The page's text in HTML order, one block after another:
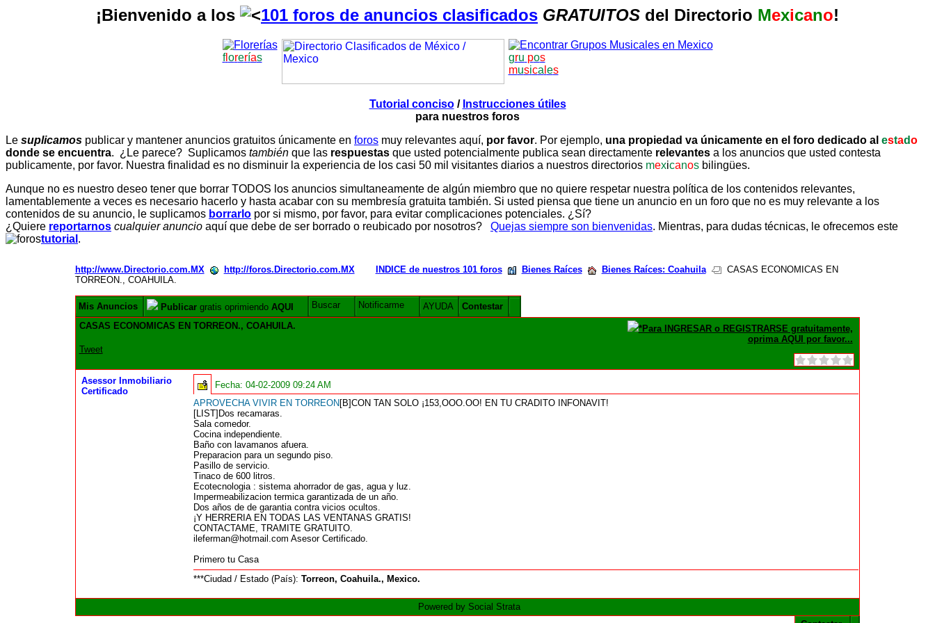
¡Bienvenido a los 101 foros de anuncios clasificados GRATUITOS del Directorio Mexicano!
florerías gru pos
musica es
Tutorial conciso/ Instrucciones útiles
para nuestros foros
Le suplicamos publicar y mantener anuncios gratuitos únicamente en foros muy relevantes aquí, por favor. Por ejemplo, una propiedad va únicamente en el foro dedicado al estado
donde se encuentra. ¿Le parece? Suplicamos también que las respuestas que usted potencialmente publica sean directamente relevantes a los anuncios que usted contesta
publicamente, por favor. Nuestra finalidad es no disminuir la experiencia de los casi 50 mil visitantes diarios a nuestros directorios mexicanos bilingües.
Aunque no es nuestro deseo tener que borrar TODOS los anuncios simultaneamente de algún miembro que no quiere respetar nuestra política de los contenidos relevantes,
lamentablemente a veces es necesario hacerlo y hasta acabar con su membresía gratuita también. Si usted piensa que tiene un anuncio en un foro que no es muy relevante a los
contenidos de su anuncio, le suplicamos borrarlo por si mismo, por favor, para evitar complicaciones potenciales. ¿Sí?
¿Quiere reportarnos cualquier anuncio aquí que debe de ser borrado o reubicado por nosotros? Quejas siempre son bienvenidas. Mientras, para dudas técnicas, le ofrecemos este
tutorial .
http://www.Directorio.com.MX http://foros.Directorio.com.MX INDICE de nuestros 101 foros Bienes Raíces Bienes Raíces: Coahuila
CASAS ECONOMICAS EN
TORREON., COAHUILA.
Mis Anuncios Publicargratis oprimiendo AQUI Buscar Notificarme AYUDA
Contestar
CASAS ECONOMICAS EN TORREON., COAHUILA.
Tweet
*Para INGRESAR o REGISTRARSE gratuitamente,
oprima AQUI por favor...
Asessor Inmobiliario
Certificado
Fecha: 04-02-2009 09:24 AM
APROVECHA VIVIR EN TORREON [B]CON TAN SOLO ¡153,OOO.OO! EN TU CRADITO INFONAVIT!
[LIST]Dos recamaras.
Sala comedor.
Cocina independiente.
Baño con lavamanos afuera.
Preparacion para un segundo piso.
Pasillo de servicio.
Tinaco de 600 litros.
Ecotecnologia : sistema ahorrador de gas, agua y luz.
Impermeabilizacion termica garantizada de un año.
Dos años de de garantia contra vicios ocultos.
¡Y HERRERIA EN TODAS LAS VENTANAS GRATIS!
CONTACTAME, TRAMITE GRATUITO.
ileferman@hotmail.com Asesor Certificado.
Primero tu Casa
***Ciudad / Estado (País): Torreon, Coahuila., Mexico.
Powered by Social Strata